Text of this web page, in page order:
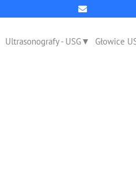
Ultrasonografy - USG Głowice